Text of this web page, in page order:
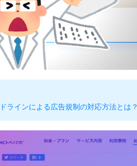
ラインによる広告規制の対応方法とは？